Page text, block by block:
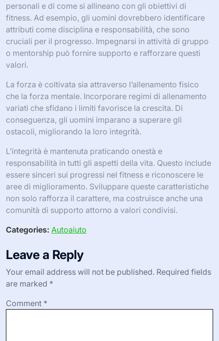
personali e di come si allineano con gli obiettivi di
fitness. Ad esempio, gli uomini dovrebbero identificare
attributi come disciplina e responsabilità, che sono
cruciali per il progresso. Impegnarsi in attività di gruppo
o mentorship può fornire supporto e rafforzare questi
valori.
La forza è coltivata sia attraverso l’allenamento fisico
che la forza mentale. Incorporare regimi di allenamento
variati che sfidano i limiti favorisce la crescita. Di
conseguenza, gli uomini imparano a superare gli
ostacoli, migliorando la loro integrità.
L’integrità è mantenuta praticando onestà e
responsabilità in tutti gli aspetti della vita. Questo include
essere sinceri sui progressi nel fitness e riconoscere le
aree di miglioramento. Sviluppare queste caratteristiche
non solo rafforza il carattere, ma costruisce anche una
comunità di supporto attorno a valori condivisi.
Categories: Autoaiuto
Leave a Reply
Your email address will not be published. Required fields
are marked *
Comment *